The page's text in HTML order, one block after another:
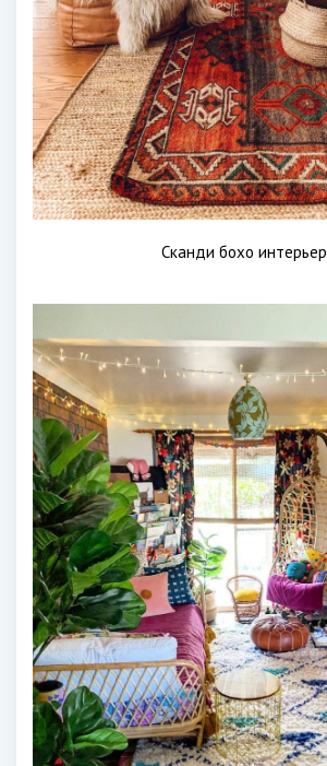
Сканди бохо интерьер